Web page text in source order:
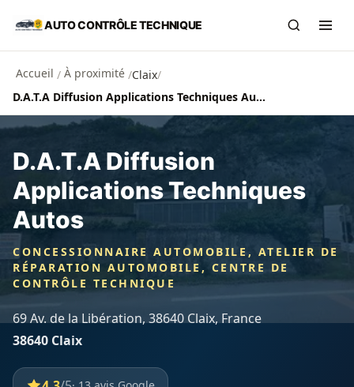
Aller au contenu principal
AUTO CONTRÔLE TECHNIQUE
Accueil / À proximité /Claix/
D.A.T.A Diffusion Applications Techniques Autos
D.A.T.A Diffusion
Applications Techniques
Autos
CONCESSIONNAIRE AUTOMOBILE, ATELIER DE
RÉPARATION AUTOMOBILE, CENTRE DE
CONTRÔLE TECHNIQUE
69 Av. de la Libération, 38640 Claix, France
38640 Claix